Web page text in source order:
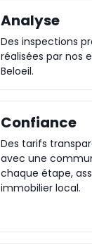
Analyse
Des inspections
réalisées par nos
Beloeil.
Confiance
Des tarifs
avec une
chaque étape,
immobilier local.